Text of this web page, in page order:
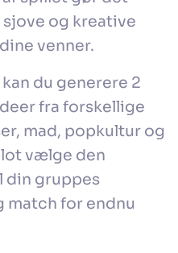
og kreative
venner.
du generere 2
fra forskellige
mad, popkultur og
vælge den
din gruppes
match for endnu